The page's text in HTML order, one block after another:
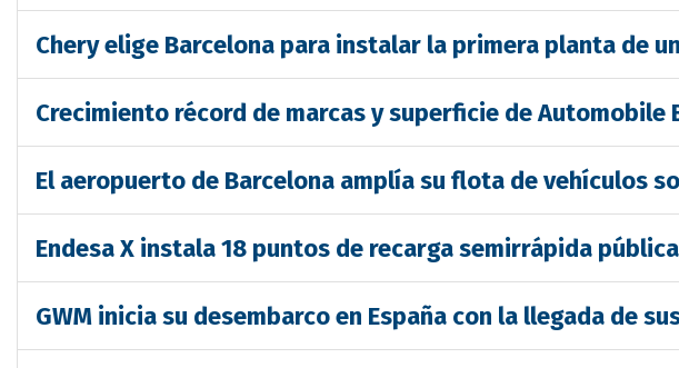
Chery elige Barcelona para instalar la primera planta de
Crecimiento récord de marcas y superficie de Automobile
El aeropuerto de Barcelona amplía su flota de vehículos
Endesa X instala 18 puntos de recarga semirrápida
GWM inicia su desembarco en España con la llegada de